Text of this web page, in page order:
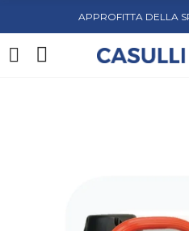
APPROFITTA DELLA